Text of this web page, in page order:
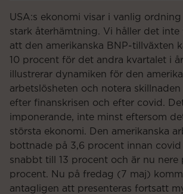
USA:s ekonomi visar i vanlig
stark återhämtning. Vi håller det
att den amerikanska BNP-tillväxten
10 procent för det andra kvartalet i
illustrerar dynamiken för den
arbetslösheten och notera
efter finanskrisen och efter covid.
imponerande, inte minst eftersom
största ekonomi. Den amerikanska
bottnade på 3,6 procent innan
snabbt till 13 procent och är nu nere
procent. Nu på fredag (7 maj)
antagligen att presenteras fortsatt